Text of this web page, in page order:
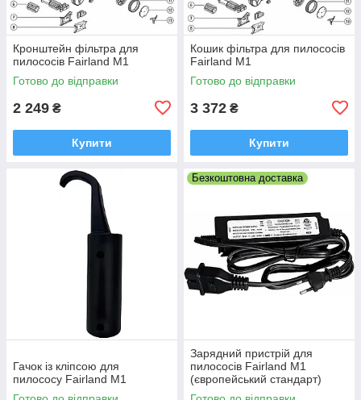
Кронштейн фільтра для
пилососів Fairland M1
Готово до відправки
2 249 ₴
Купити
Кошик фільтра для пилососів
Fairland M1
Готово до відправки
3 372 ₴
Купити
Гачок із кліпсою для
пилососу Fairland M1
Безкоштовна доставка
Зарядний пристрій для
пилососів Fairland M1
(європейський стандарт)